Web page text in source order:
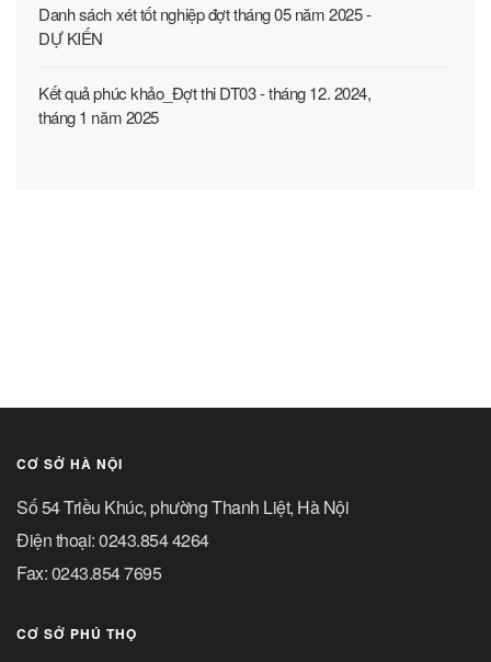
Danh sách xét tốt nghiệp đợt tháng 05 năm 2025 -
DỰ KIẾN
Kết quả phúc khảo_Đợt thi DT03 - tháng 12. 2024,
tháng 1 năm 2025
CƠ SỞ HÀ NỘI
Số 54 Triều Khúc, phường Thanh Liệt, Hà Nội
Điện thoại: 0243.854 4264
Fax: 0243.854 7695
CƠ SỞ PHÚ THỌ